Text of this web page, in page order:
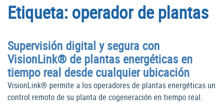
Etiqueta:operador de plantas
Supervisión digital y segura con
VisionLink® de plantas energéticas en
tiempo real desde cualquier ubicación
VisionLink® permite a los operadores de plantas energéticas un
control remoto de su planta de cogeneración en tiempo real.